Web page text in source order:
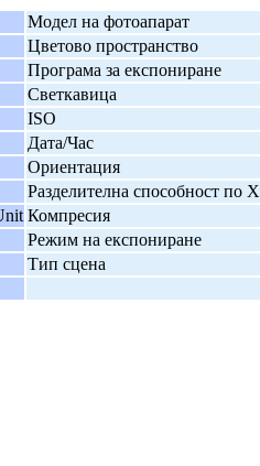
Модел на фотоапарат
Цветово пространство
Програма за експониране
Светкавица
ISO
Дата/Час
Ориентация
Разделителна способност по X
Компресия
Режим на експониране
Тип сцена